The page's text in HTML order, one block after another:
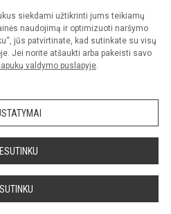
siekdami užtikrinti jums teikiamų
naudojimą ir optimizuoti naršymo
jūs patvirtinate, kad sutinkate su visų
Jei norite atšaukti arba pakeisti savo
valdymo puslapyje.
SUTINKU
progimnazija. Visos teisės saugomos.
sutikimo griežtai draudžiama.
Slapukų valdymas